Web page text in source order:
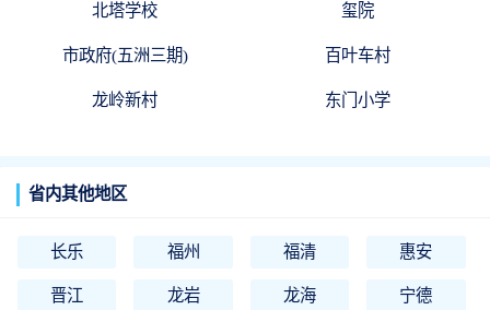
北塔学校 玺院
市政府(五洲三期) 百叶车村
龙岭新村 东门小学
省内其他地区
长乐 福州 福清 惠安
晋江 龙岩 龙海 宁德